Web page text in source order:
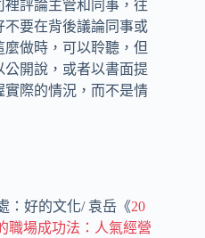
評論主管和同事，往
要在背後議論同事或
做時，可以聆聽，但
開說，或者以書面提
實際的情況，而不是情
：好的文化/ 袁岳《20
職場成功法：人氣經營